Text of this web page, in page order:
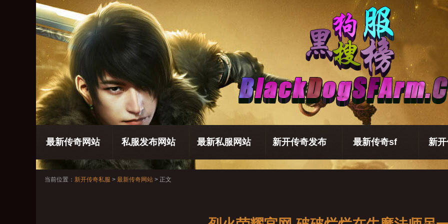
最新传奇网站 私服发布网站 最新私服网站 新开传奇发布 最新传奇sf 新
当前位置： 新开传奇私服 > 最新传奇网站 > 正文